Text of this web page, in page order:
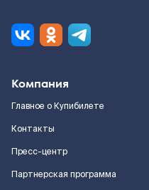
Компания
Главное о Купибилете
Контакты
Пресс-центр
Партнерская программа